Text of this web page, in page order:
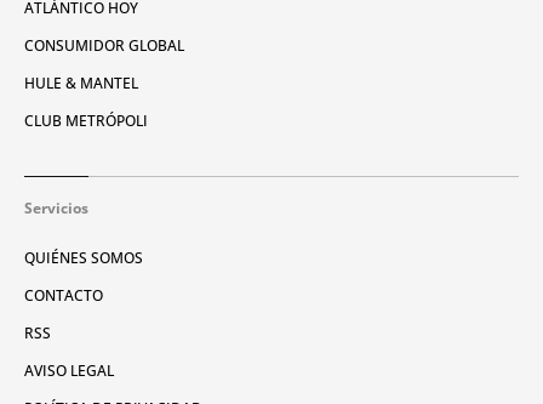
ATLÁNTICO HOY
CONSUMIDOR GLOBAL
HULE & MANTEL
CLUB METRÓPOLI
Servicios
QUIÉNES SOMOS
CONTACTO
RSS
AVISO LEGAL